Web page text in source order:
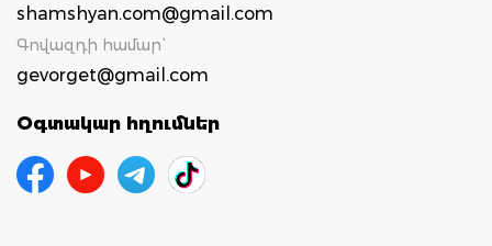
shamshyan.com@gmail.com
Գովազդի համար`
gevorget@gmail.com
Օգտակար հղումներ